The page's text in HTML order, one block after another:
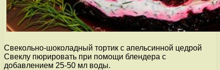
Свекольно-шоколадный тортик с апельсинной цедрой
Свеклу пюрировать при помощи блендера с
добавлением 25-50 мл воды.